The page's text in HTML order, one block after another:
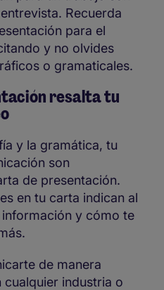
Recuerda
para el
y no olvides
o gramaticales.
resalta tu
y la gramática, tu
son
de presentación.
en tu carta indican al
y cómo te
de manera
cualquier industria o